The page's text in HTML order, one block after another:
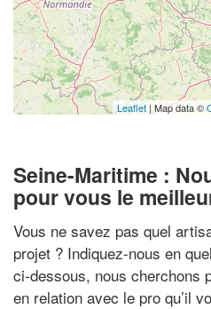
Leaflet | Map data ©
Seine-Maritime :
pour vous le
Vous ne savez pas quel
projet ? Indiquez-nous en
ci-dessous, nous cherchons
en relation avec le pro qu’il